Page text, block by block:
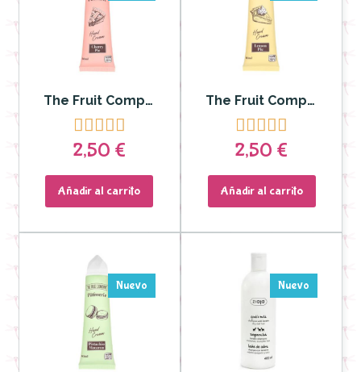
The Fruit Company - Crema de manos CHERRY PIE

2,50 €
Añadir al carrito
The Fruit Company - Crema de manos LEMON PIE

2,50 €
Añadir al carrito
Nuevo Nuevo